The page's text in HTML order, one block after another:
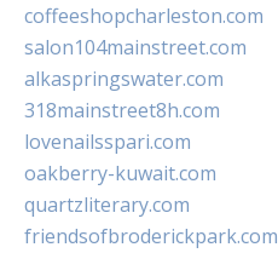
coffeeshopcharleston.com
salon104mainstreet.com
alkaspringswater.com
318mainstreet8h.com
lovenailsspari.com
oakberry-kuwait.com
quartzliterary.com
friendsofbroderickpark.com